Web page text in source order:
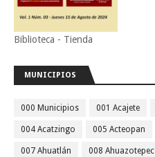
Biblioteca - Tienda
MUNICIPIOS
000 Municipios 001 Acajete
004 Acatzingo 005 Acteopan
007 Ahuatlán 008 Ahuazotepec